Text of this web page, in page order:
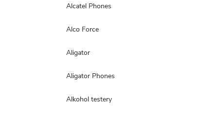
Alcatel Phones
Alco Force
Aligator
Aligator Phones
Alkohol testery